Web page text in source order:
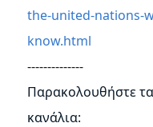
the-united-nations-
know.html
--------------
Παρακολουθήστε
κανάλια: